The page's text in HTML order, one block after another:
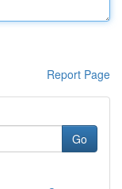
Report Page
Go